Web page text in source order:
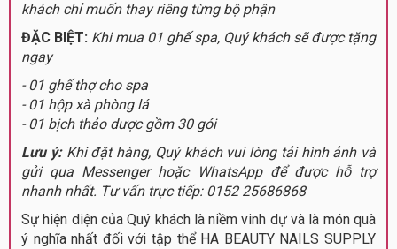
khách chỉ muốn thay riêng từng bộ phận
ĐẶC BIỆT: Khi mua 01 ghế spa, Quý khách sẽ được tặng
ngay
- 01 ghế thợ cho spa
- 01 hộp xà phòng lá
- 01 bịch thảo dược gồm 30 gói
Lưu ý: Khi đặt hàng, Quý khách vui lòng tải hình ảnh và
gửi qua Messenger hoặc WhatsApp để được hỗ trợ
nhanh nhất. Tư vấn trực tiếp: 0152 25686868
Sự hiện diện của Quý khách là niềm vinh dự và là món quà
ý nghĩa nhất đối với tập thể HA BEAUTY NAILS SUPPLY